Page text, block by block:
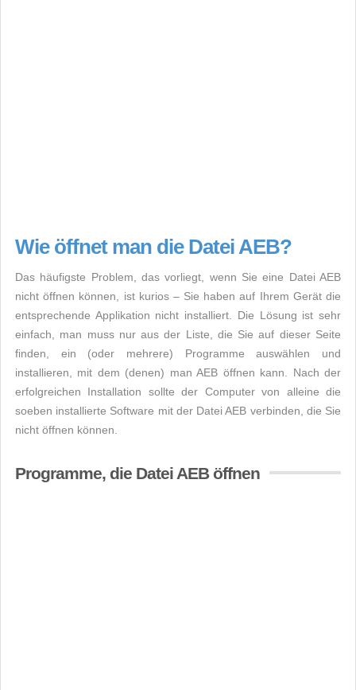
Wie öffnet man die Datei AEB?
Das häufigste Problem, das vorliegt, wenn Sie eine Datei AEB
nicht öffnen können, ist kurios – Sie haben auf Ihrem Gerät die
entsprechende Applikation nicht installiert. Die Lösung ist sehr
einfach, man muss nur aus der Liste, die Sie auf dieser Seite
finden, ein (oder mehrere) Programme auswählen und
installieren, mit dem (denen) man AEB öffnen kann. Nach der
erfolgreichen Installation sollte der Computer von alleine die
soeben installierte Software mit der Datei AEB verbinden, die Sie
nicht öffnen können.
Programme, die Datei AEB öffnen